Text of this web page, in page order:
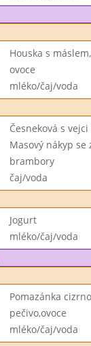
Houska s
ovoce
mléko/čaj/voda
Česneková s vejci
Masový nákyp se
brambory
čaj/voda
Jogurt
mléko/čaj/voda
Pomazánka
pečivo,ovoce
mléko/čaj/voda